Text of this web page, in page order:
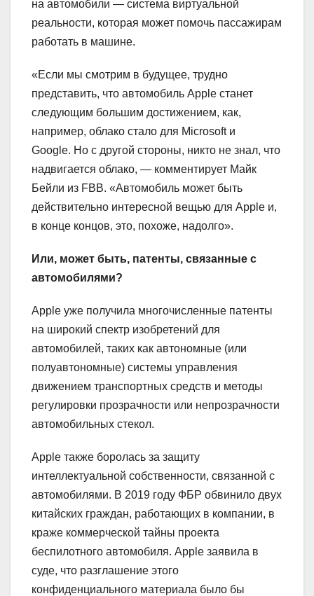
на автомобили — система виртуальной
реальности, которая может помочь пассажирам
работать в машине.
«Если мы смотрим в будущее, трудно
представить, что автомобиль Apple станет
следующим большим достижением, как,
например, облако стало для Microsoft и
Google. Но с другой стороны, никто не знал, что
надвигается облако, — комментирует Майк
Бейли из FBB. «Автомобиль может быть
действительно интересной вещью для Apple и,
в конце концов, это, похоже, надолго».
Или, может быть, патенты, связанные с
автомобилями?
Apple уже получила многочисленные патенты
на широкий спектр изобретений для
автомобилей, таких как автономные (или
полуавтономные) системы управления
движением транспортных средств и методы
регулировки прозрачности или непрозрачности
автомобильных стекол.
Apple также боролась за защиту
интеллектуальной собственности, связанной с
автомобилями. В 2019 году ФБР обвинило двух
китайских граждан, работающих в компании, в
краже коммерческой тайны проекта
беспилотного автомобиля. Apple заявила в
суде, что разглашение этого
конфиденциального материала было бы